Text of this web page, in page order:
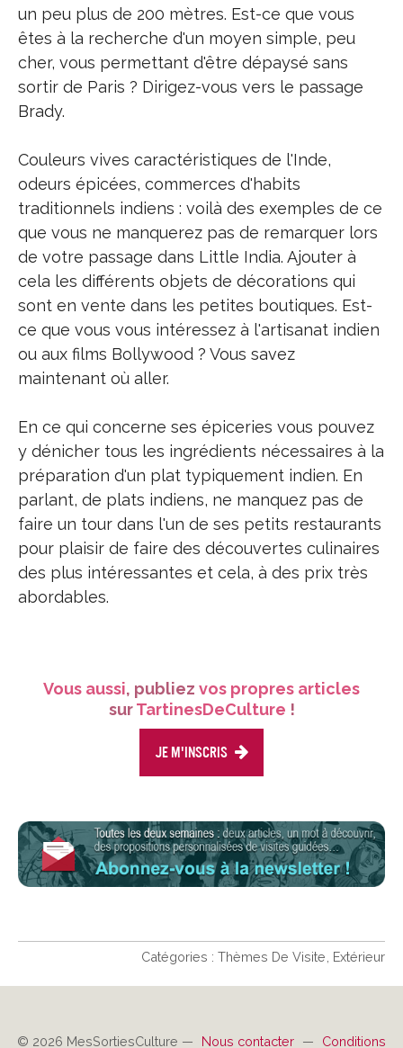
un peu plus de 200 mètres. Est-ce que vous
êtes à la recherche d'un moyen simple, peu
cher, vous permettant d'être dépaysé sans
sortir de Paris ? Dirigez-vous vers le passage
Brady.
Couleurs vives caractéristiques de l'Inde,
odeurs épicées, commerces d'habits
traditionnels indiens : voilà des exemples de ce
que vous ne manquerez pas de remarquer lors
de votre passage dans Little India. Ajouter à
cela les différents objets de décorations qui
sont en vente dans les petites boutiques. Est-
ce que vous vous intéressez à l'artisanat indien
ou aux films Bollywood ? Vous savez
maintenant où aller.
En ce qui concerne ses épiceries vous pouvez
y dénicher tous les ingrédients nécessaires à la
préparation d'un plat typiquement indien. En
parlant, de plats indiens, ne manquez pas de
faire un tour dans l'un de ses petits restaurants
pour plaisir de faire des découvertes culinaires
des plus intéressantes et cela, à des prix très
abordables.
Vous aussi, publiez vos propres articles
surTartinesDeCulture !
Je m'inscris
Catégories : Thèmes De Visite Extérieur
© 2026 MesSortiesCulture — Nous contacter —
Conditions